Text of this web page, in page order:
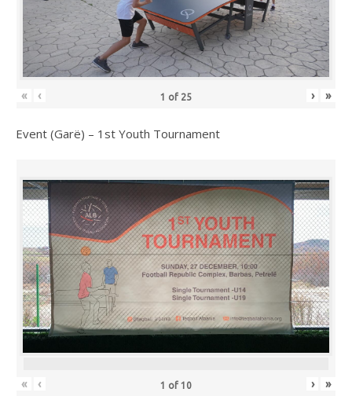
« ‹ 1 of 25 › »
Event (Garë) – 1st Youth Tournament
« ‹ 1 of 10 › »